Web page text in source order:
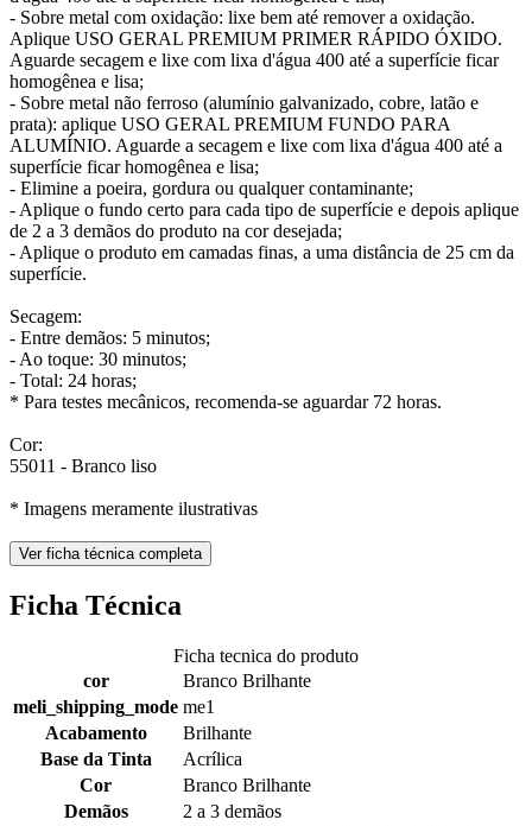
- Sobre metal com oxidação: lixe bem até remover a oxidação.
Aplique USO GERAL PREMIUM PRIMER RÁPIDO ÓXIDO.
Aguarde secagem e lixe com lixa d'água 400 até a superfície ficar
homogênea e lisa;
- Sobre metal não ferroso (alumínio galvanizado, cobre, latão e
prata): aplique USO GERAL PREMIUM FUNDO PARA
ALUMÍNIO. Aguarde a secagem e lixe com lixa d'água 400 até a
superfície ficar homogênea e lisa;
- Elimine a poeira, gordura ou qualquer contaminante;
- Aplique o fundo certo para cada tipo de superfície e depois aplique
de 2 a 3 demãos do produto na cor desejada;
- Aplique o produto em camadas finas, a uma distância de 25 cm da
superfície.
Secagem:
- Entre demãos: 5 minutos;
- Ao toque: 30 minutos;
- Total: 24 horas;
* Para testes mecânicos, recomenda-se aguardar 72 horas.
Cor:
55011 - Branco liso
* Imagens meramente ilustrativas
Ver ficha técnica completa
Ficha Técnica
Ficha tecnica do produto
cor
Branco Brilhante
meli_shipping_mode me1
Acabamento
Brilhante
Base da Tinta
Acrílica
Cor
Branco Brilhante
Demãos
2 a 3 demãos